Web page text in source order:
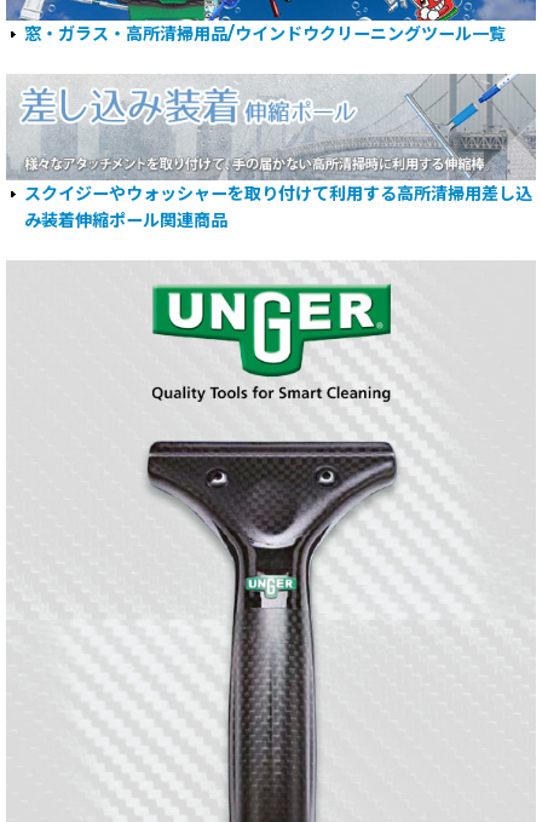
窓・ガラス・高所清掃用品/ウインドウクリーニングツール一覧
スクイジーやウォッシャーを取り付けて利用する高所清掃用差し込
み装着伸縮ポール関連商品